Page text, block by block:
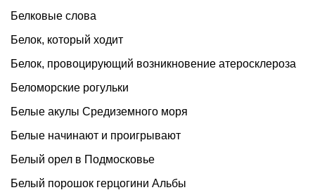
Белковые слова
Белок, который ходит
Белок, провоцирующий возникновение атеросклероза
Беломорские рогульки
Белые акулы Средиземного моря
Белые начинают и проигрывают
Белый орел в Подмосковье
Белый порошок герцогини Альбы